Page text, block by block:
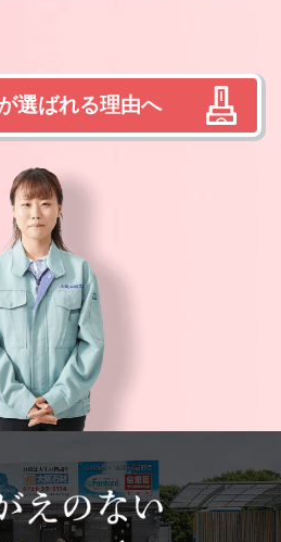
選ばれる理由へ